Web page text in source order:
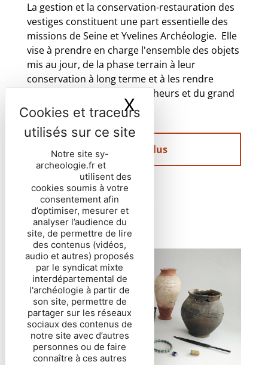
La gestion et la conservation-restauration des
vestiges constituent une part essentielle des
missions de Seine et Yvelines Archéologie. Elle
vise à prendre en charge l'ensemble des objets
mis au jour, de la phase terrain à leur
conservation à long terme et à les rendre
accessible auprès des chercheurs et du grand
public.
En savoir plus
Notre site sy-
archeologie.fr et
utilisent des
cookies soumis à votre
consentement afin
d’optimiser, mesurer et
analyser l’audience du
site, de permettre de lire
des contenus (vidéos,
audio et autres) proposés
par le syndicat mixte
interdépartemental de
l'archéologie à partir de
son site, permettre de
partager sur les réseaux
sociaux des contenus de
notre site avec d’autres
personnes ou de faire
connaître à ces autres
XMasquer le